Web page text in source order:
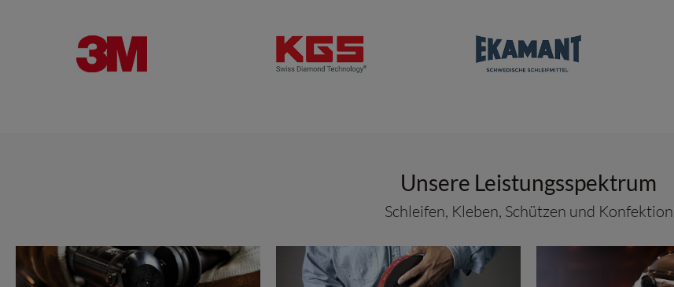
Unsere Leistungsspektrum
Schleifen, Kleben, Schützen und Konfektion